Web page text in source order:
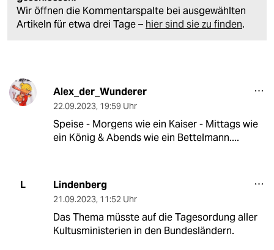
Wir öffnen die Kommentarspalte bei ausgewählten
Artikeln für etwa drei Tage – hier sind sie zu finden.
Alex_der_Wunderer
22.09.2023, 19:59 Uhr
Speise - Morgens wie ein Kaiser - Mittags wie
ein König & Abends wie ein Bettelmann....
L Lindenberg
21.09.2023, 11:52 Uhr
Das Thema müsste auf die Tagesordung aller
Kultusministerien in den Bundesländern.